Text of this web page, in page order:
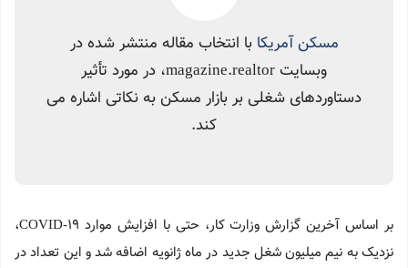
مسکن آمریکا با انتخاب مقاله منتشر شده در
وبسایت magazine.realtor، در مورد تأثیر
دستاوردهای شغلی بر بازار مسکن به نکاتی اشاره می
کند.
بر اساس آخرین گزارش وزارت کار، حتی با افزایش موارد COVID-19،
نزدیک به نیم میلیون شغل جدید در ماه ژانویه اضافه شد و این تعداد در